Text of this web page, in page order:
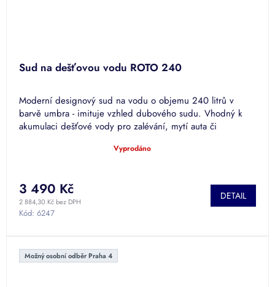
Sud na dešťovou vodu ROTO 240
Moderní designový sud na vodu o objemu 240 litrů v
barvě umbra - imituje vzhled dubového sudu. Vhodný k
akumulaci dešťové vody pro zalévání, mytí auta či
je
4,9
z
5
Vyprodáno
2 884,30 Kč bez DPH
3 490 Kč DETAIL
Kód: 6247
Možný osobní odběr Praha 4